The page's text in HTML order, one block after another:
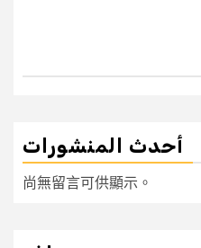
أحدث المنشورات
尚無留言可供顯示。